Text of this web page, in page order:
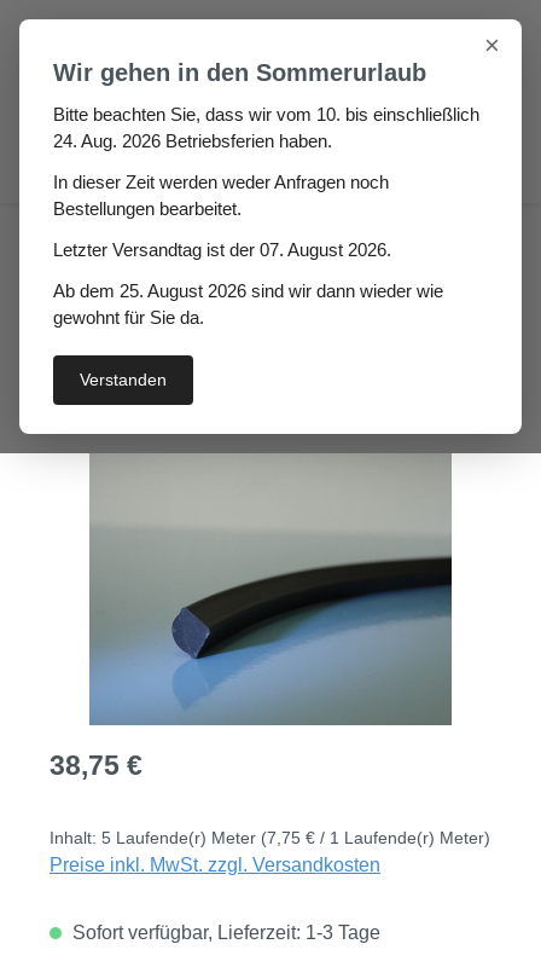
Zum Hauptinhalt springen
Auto / Wohnmobil / Boot
Boot
Gummi Füllerprofil Eupico
Höhe: 7 mm x Breite: 6 mm
Regulärer Preis:
38,75 €
Inhalt: 5 Laufende(r) Meter (7,75 € / 1 Laufende(r) Meter)
Preise inkl. MwSt. zzgl. Versandkosten
Sofort verfügbar, Lieferzeit: 1-3 Tage
×
Wir gehen in den Sommerurlaub
Bitte beachten Sie, dass wir vom 10. bis einschließlich
24. Aug. 2026 Betriebsferien haben.
In dieser Zeit werden weder Anfragen noch
Bestellungen bearbeitet.
Letzter Versandtag ist der 07. August 2026.
Ab dem 25. August 2026 sind wir dann wieder wie
gewohnt für Sie da.
Verstanden